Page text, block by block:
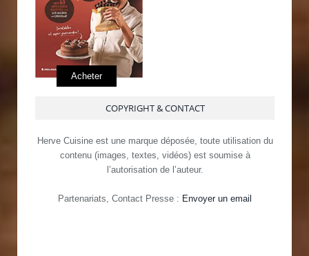
Acheter
COPYRIGHT & CONTACT
Herve Cuisine est une marque déposée, toute utilisation du
contenu (images, textes, vidéos) est soumise à
l’autorisation de l’auteur.
Partenariats, Contact Presse : Envoyer un email